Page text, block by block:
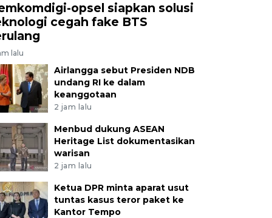
opsel siapkan solusi
cegah fake BTS
lalu
Airlangga sebut Presiden NDB
undang RI ke dalam
keanggotaan
2 jam lalu
Menbud dukung ASEAN
Heritage List dokumentasikan
warisan
2 jam lalu
Ketua DPR minta aparat usut
tuntas kasus teror paket ke
Kantor Tempo